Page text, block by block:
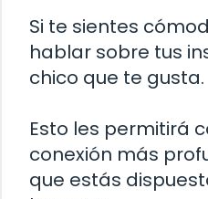
Si te sientes
hablar sobre tus
chico que te gusta.
Esto les permitirá
conexión más
que estás